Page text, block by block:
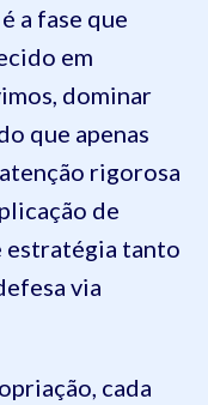
a fase que
em
dominar
que apenas
rigorosa
de
estratégia tanto
via
cada